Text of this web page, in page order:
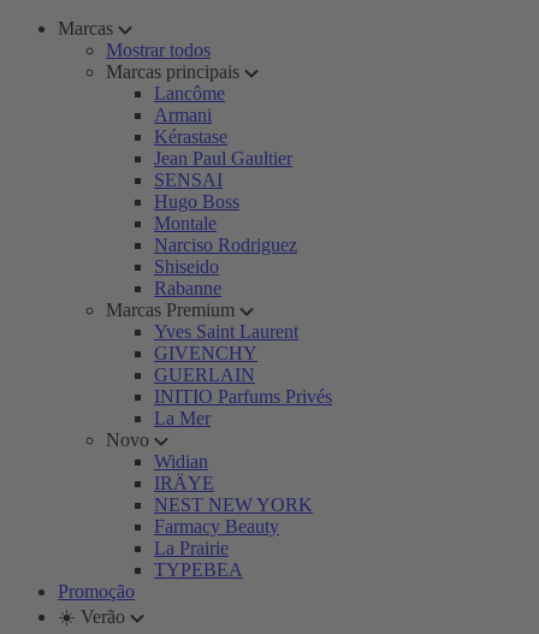
Marcas
Mostrar todos
Marcas principais
Lancôme
Armani
Kérastase
Jean Paul Gaultier
SENSAI
Hugo Boss
Montale
Narciso Rodriguez
Shiseido
Rabanne
Marcas Premium
Yves Saint Laurent
GIVENCHY
GUERLAIN
INITIO Parfums Privés
La Mer
Novo
Widian
IRÄYE
NEST NEW YORK
Farmacy Beauty
La Prairie
TYPEBEA
Promoção
☀️ Verão